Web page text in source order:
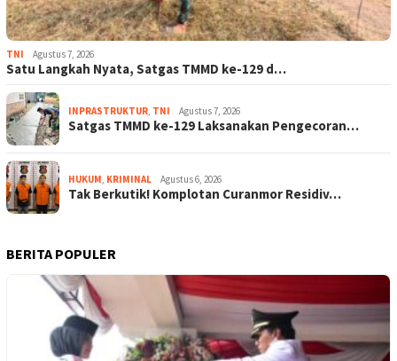
TNI Agustus 7, 2026
Satu Langkah Nyata, Satgas TMMD ke-129 d…
INPRASTRUKTUR TNI Agustus 7, 2026
Satgas TMMD ke-129 Laksanakan Pengecoran…
HUKUM KRIMINAL Agustus 6, 2026
Tak Berkutik! Komplotan Curanmor Residiv…
BERITA POPULER